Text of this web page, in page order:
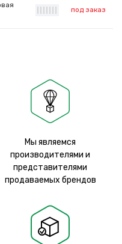
под заказ
Мы являемся
производителями и
представителями
продаваемых брендов